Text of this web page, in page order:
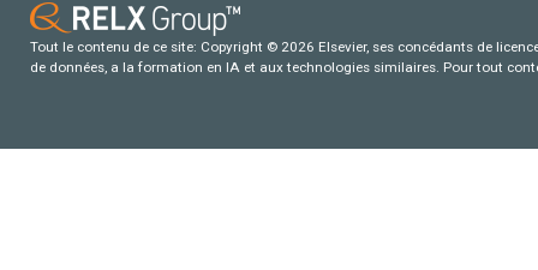
Tout le contenu de ce site: Copyright © 2026 Elsevier, ses concédants de
de données, a la formation en IA et aux technologies similaires. Pour tout